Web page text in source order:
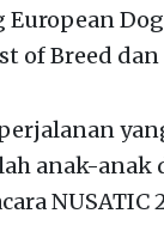
European
of Breed dan
anak-anak
NUSATIC